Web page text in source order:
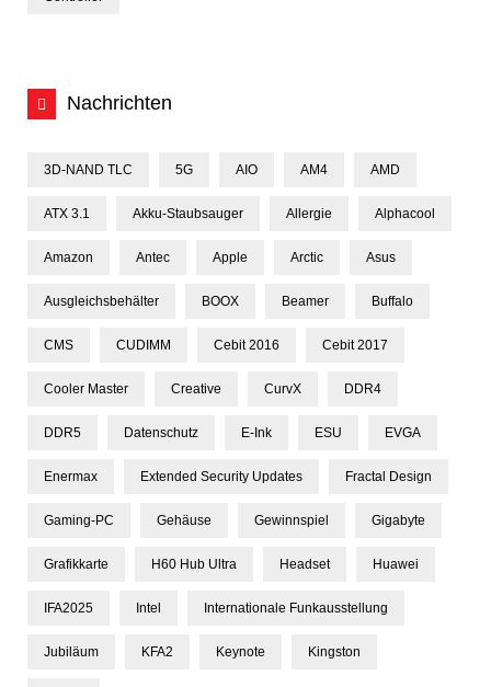
Nachrichten
3D-NAND TLC 5G AIO AM4 AMD
ATX 3.1 Akku-Staubsauger Allergie Alphacool
Amazon Antec Apple Arctic Asus
Ausgleichsbehälter BOOX Beamer Buffalo
CMS CUDIMM Cebit 2016 Cebit 2017
Cooler Master Creative CurvX DDR4
DDR5 Datenschutz E-Ink ESU EVGA
Enermax Extended Security Updates Fractal Design
Gaming-PC Gehäuse Gewinnspiel Gigabyte
Grafikkarte H60 Hub Ultra Headset Huawei
IFA2025 Intel Internationale Funkausstellung
Jubiläum KFA2 Keynote Kingston